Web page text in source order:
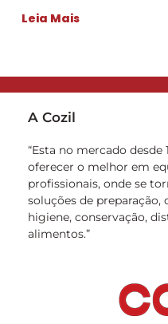
Leia Mais
A Cozil
“Esta no mercado desde
oferecer o melhor em
profissionais, onde se
soluções de
higiene, conservação,
alimentos.”